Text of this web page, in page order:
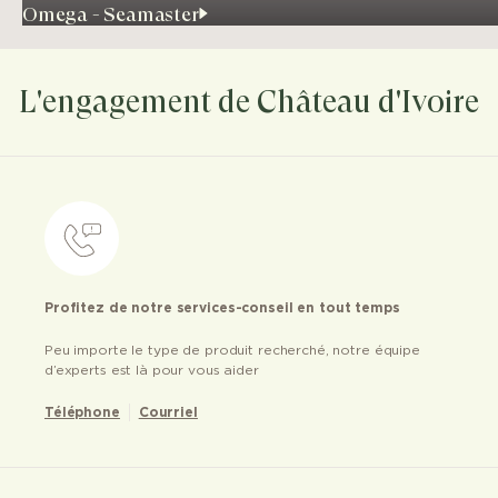
Omega - Seamaster
L'engagement de Château d'Ivoire
Profitez de notre services-conseil en tout temps
Peu importe le type de produit recherché, notre équipe
d’experts est là pour vous aider
Téléphone Courriel